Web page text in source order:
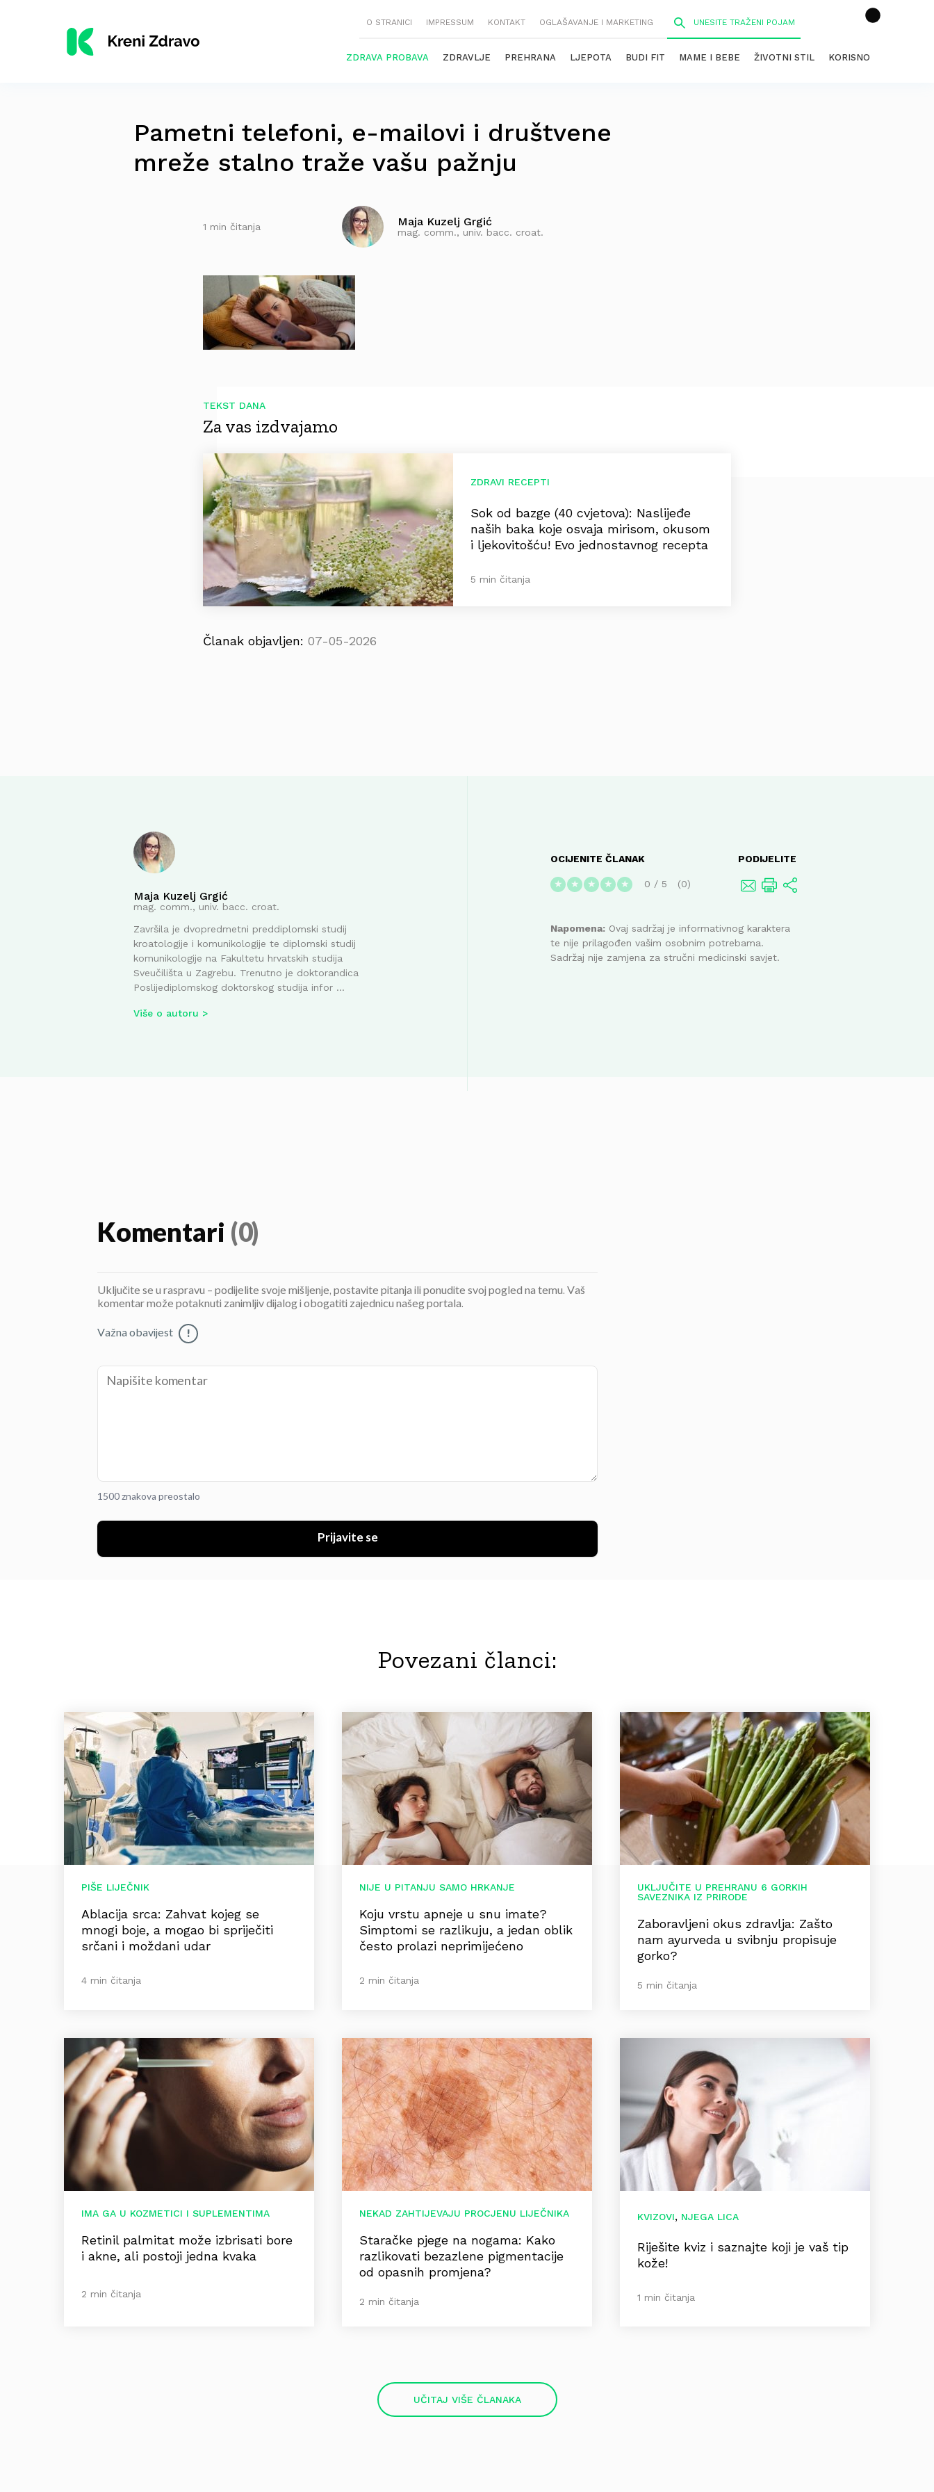
O STRANICI IMPRESSUM KONTAKT OGLAŠAVANJE I MARKETING
ZDRAVA PROBAVA ZDRAVLJE PREHRANA LJEPOTA BUDI FIT MAME I BEBE ŽIVOTNI STIL KORISNO
Pametni telefoni, e-mailovi i društvene
mreže stalno traže vašu pažnju
1 min čitanja Maja Kuzelj Grgić
mag. comm., univ. bacc. croat.
TEKST DANA
Za vas izdvajamo
ZDRAVI RECEPTI
Sok od bazge (40 cvjetova): Naslijeđe
naših baka koje osvaja mirisom, okusom
i ljekovitošću! Evo jednostavnog recepta
5 min čitanja
Članak objavljen: 07-05-2026
Maja Kuzelj Grgić
mag. comm., univ. bacc. croat.
Završila je dvopredmetni preddiplomski studij
kroatologije i komunikologije te diplomski studij
komunikologije na Fakultetu hrvatskih studija
Sveučilišta u Zagrebu. Trenutno je doktorandica
Poslijediplomskog doktorskog studija infor ...
Više o autoru
OCIJENITE ČLANAK
★ ★ ★ ★ ★ 0 / 5 0
PODIJELITE
Napomena: Ovaj sadržaj je informativnog karaktera
te nije prilagođen vašim osobnim potrebama.
Sadržaj nije zamjena za stručni medicinski savjet.
Komentari (0)
Uključite se u raspravu – podijelite svoje mišljenje, postavite pitanja ili ponudite svoj pogled na temu. Vaš
komentar može potaknuti zanimljiv dijalog i obogatiti zajednicu našeg portala.
Važna obavijest !
1500 znakova preostalo
Prijavite se
Povezani članci:
PIŠE LIJEČNIK
Ablacija srca: Zahvat kojeg se
mnogi boje, a mogao bi spriječiti
srčani i moždani udar
4 min čitanja
NIJE U PITANJU SAMO HRKANJE
Koju vrstu apneje u snu imate?
Simptomi se razlikuju, a jedan oblik
često prolazi neprimijećeno
2 min čitanja
UKLJUČITE U PREHRANU 6 GORKIH
SAVEZNIKA IZ PRIRODE
Zaboravljeni okus zdravlja: Zašto
nam ayurveda u svibnju propisuje
gorko?
5 min čitanja
IMA GA U KOZMETICI I SUPLEMENTIMA
Retinil palmitat može izbrisati bore
i akne, ali postoji jedna kvaka
2 min čitanja
NEKAD ZAHTIJEVAJU PROCJENU LIJEČNIKA
Staračke pjege na nogama: Kako
razlikovati bezazlene pigmentacije
od opasnih promjena?
2 min čitanja
KVIZOVI, NJEGA LICA
Riješite kviz i saznajte koji je vaš tip
kože!
1 min čitanja
UČITAJ VIŠE ČLANAKA